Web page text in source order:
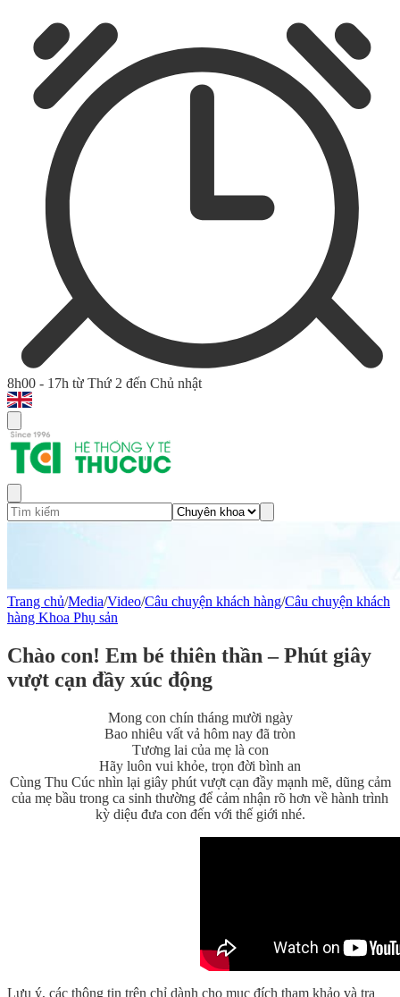
8h00 - 17h từ Thứ 2 đến Chủ nhật
Trang chủ/Media/Video/Câu chuyện khách hàng/Câu chuyện khách
hàng Khoa Phụ sản
Chào con! Em bé thiên thần – Phút giây
vượt cạn đầy xúc động
Mong con chín tháng mười ngày
Bao nhiêu vất vả hôm nay đã tròn
Tương lai của mẹ là con
Hãy luôn vui khỏe, trọn đời bình an
Cùng Thu Cúc nhìn lại giây phút vượt cạn đầy mạnh mẽ, dũng cảm
của mẹ bầu trong ca sinh thường để cảm nhận rõ hơn về hành trình
kỳ diệu đưa con đến với thế giới nhé.
Lưu ý, các thông tin trên chỉ dành cho mục đích tham khảo và tra